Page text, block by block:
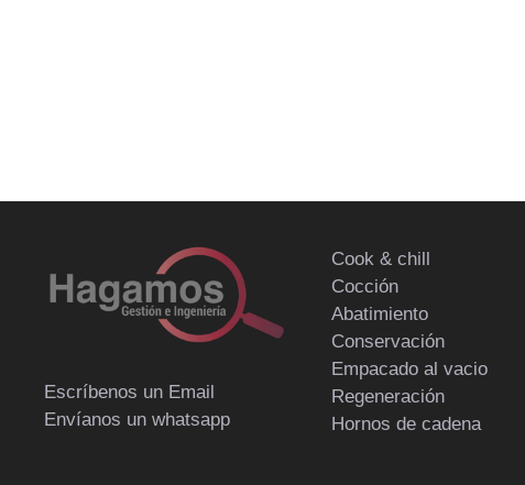
Escríbenos un Email
Envíanos un whatsapp
Cook & chill
Cocción
Abatimiento
Conservación
Empacado al vacio
Regeneración
Hornos de cadena